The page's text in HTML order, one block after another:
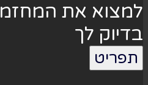
למצוא את
בדיוק לך
תפריט